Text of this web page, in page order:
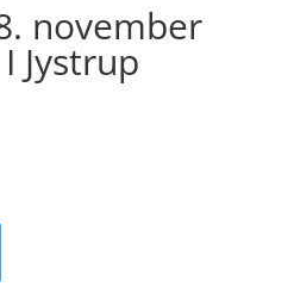
november
Jystrup